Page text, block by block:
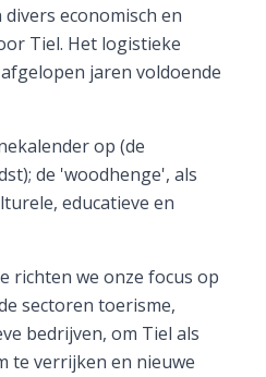
economisch en
Tiel. Het logistieke
jaren voldoende
op (de
de 'woodhenge', als
educatieve en
richten we onze focus op
sectoren toerisme,
bedrijven, om Tiel als
te verrijken en nieuwe